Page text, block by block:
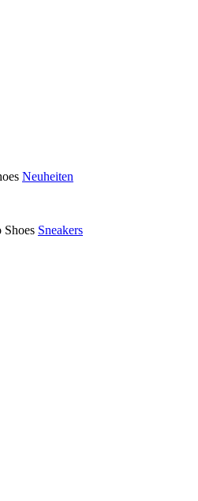
Neuheiten
Sneakers